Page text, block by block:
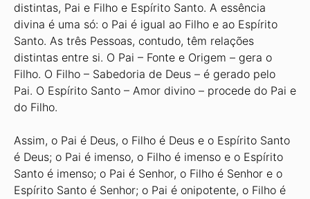
distintas, Pai e Filho e Espírito Santo. A essência
divina é uma só: o Pai é igual ao Filho e ao Espírito
Santo. As três Pessoas, contudo, têm relações
distintas entre si. O Pai – Fonte e Origem – gera o
Filho. O Filho – Sabedoria de Deus – é gerado pelo
Pai. O Espírito Santo – Amor divino – procede do Pai e
do Filho.
Assim, o Pai é Deus, o Filho é Deus e o Espírito Santo
é Deus; o Pai é imenso, o Filho é imenso e o Espírito
Santo é imenso; o Pai é Senhor, o Filho é Senhor e o
Espírito Santo é Senhor; o Pai é onipotente, o Filho é